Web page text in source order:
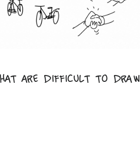
are difficult to draw